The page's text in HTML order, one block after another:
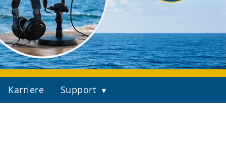
Karriere Support